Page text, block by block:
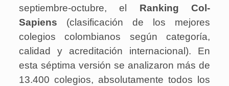
septiembre-octubre, el Ranking Col-
Sapiens (clasificación de los mejores
colegios colombianos según categoría,
calidad y acreditación internacional). En
esta séptima versión se analizaron más de
13.400 colegios, absolutamente todos los